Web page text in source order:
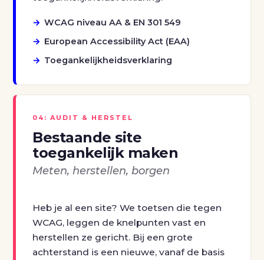
WCAG niveau AA & EN 301 549
European Accessibility Act (EAA)
Toegankelijkheidsverklaring
04: AUDIT & HERSTEL
Bestaande site
toegankelijk maken
Meten, herstellen, borgen
Heb je al een site? We toetsen die tegen
WCAG, leggen de knelpunten vast en
herstellen ze gericht. Bij een grote
achterstand is een nieuwe, vanaf de basis